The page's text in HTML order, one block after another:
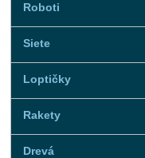
Roboti
Siete
Loptičky
Rakety
Drevá